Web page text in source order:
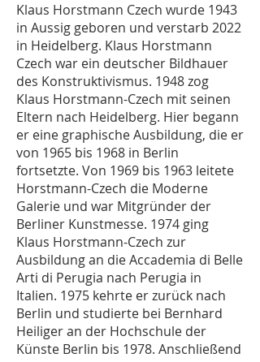
Klaus Horstmann Czech wurde 1943
in Aussig geboren und verstarb 2022
in Heidelberg. Klaus Horstmann
Czech war ein deutscher Bildhauer
des Konstruktivismus. 1948 zog
Klaus Horstmann-Czech mit seinen
Eltern nach Heidelberg. Hier begann
er eine graphische Ausbildung, die er
von 1965 bis 1968 in Berlin
fortsetzte. Von 1969 bis 1963 leitete
Horstmann-Czech die Moderne
Galerie und war Mitgründer der
Berliner Kunstmesse. 1974 ging
Klaus Horstmann-Czech zur
Ausbildung an die Accademia di Belle
Arti di Perugia nach Perugia in
Italien. 1975 kehrte er zurück nach
Berlin und studierte bei Bernhard
Heiliger an der Hochschule der
Künste Berlin bis 1978. Anschließend